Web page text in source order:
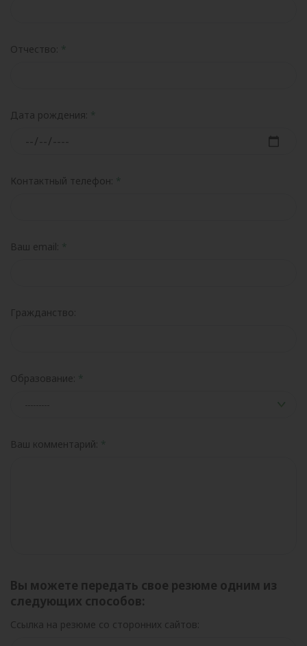
Отчество:
Дата рождения:
Контактный телефон:
Ваш email:
Гражданство:
Образование:
Ваш комментарий:
Вы можете передать свое резюме одним из
следующих способов:
Ссылка на резюме со сторонних сайтов: